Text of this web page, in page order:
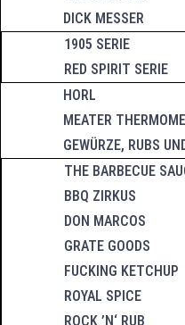
DICK MESSER
1905 SERIE
RED SPIRIT SERIE
HORL
MEATER
GEWÜRZE, RUBS
THE BARBECUE
BBQ ZIRKUS
DON MARCOS
GRATE GOODS
FUCKING KETCHUP
ROYAL SPICE
ROCK ’N‘ RUB